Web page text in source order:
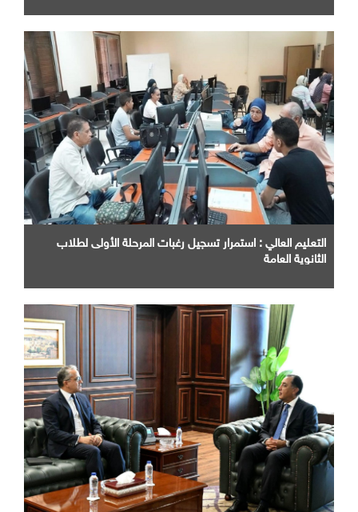
التعليم العالي : استمرار تسجيل رغبات المرحلة الأولى لطلاب
الثانوية العامة